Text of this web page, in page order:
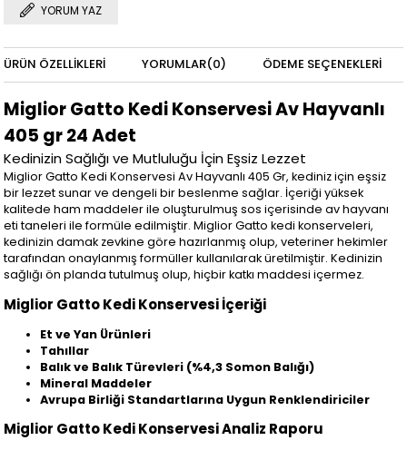
YORUM YAZ
ÜRÜN ÖZELLIKLERI YORUMLAR(0) ÖDEME SEÇENEKLERI
Miglior Gatto Kedi Konservesi Av Hayvanlı
405 gr 24 Adet
Kedinizin Sağlığı ve Mutluluğu İçin Eşsiz Lezzet
Miglior Gatto Kedi Konservesi Av Hayvanlı 405 Gr, kediniz için eşsiz
bir lezzet sunar ve dengeli bir beslenme sağlar. İçeriği yüksek
kalitede ham maddeler ile oluşturulmuş sos içerisinde av hayvanı
eti taneleri ile formüle edilmiştir. Miglior Gatto kedi konserveleri,
kedinizin damak zevkine göre hazırlanmış olup, veteriner hekimler
tarafından onaylanmış formüller kullanılarak üretilmiştir. Kedinizin
sağlığı ön planda tutulmuş olup, hiçbir katkı maddesi içermez.
Miglior Gatto Kedi Konservesi İçeriği
Et ve Yan Ürünleri
Tahıllar
Balık ve Balık Türevleri (%4,3 Somon Balığı)
Mineral Maddeler
Avrupa Birliği Standartlarına Uygun Renklendiriciler
Miglior Gatto Kedi Konservesi Analiz Raporu